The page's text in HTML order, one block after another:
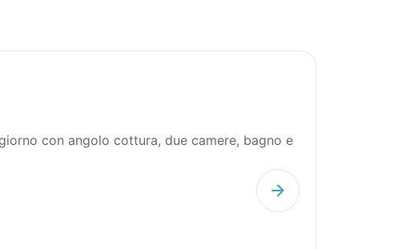
con angolo cottura, due camere, bagno e